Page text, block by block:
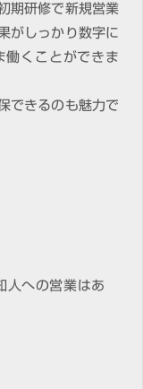
期研修で新規営業
がしっかり数字に
働くことができま
できるのも魅力で
人への営業はあ